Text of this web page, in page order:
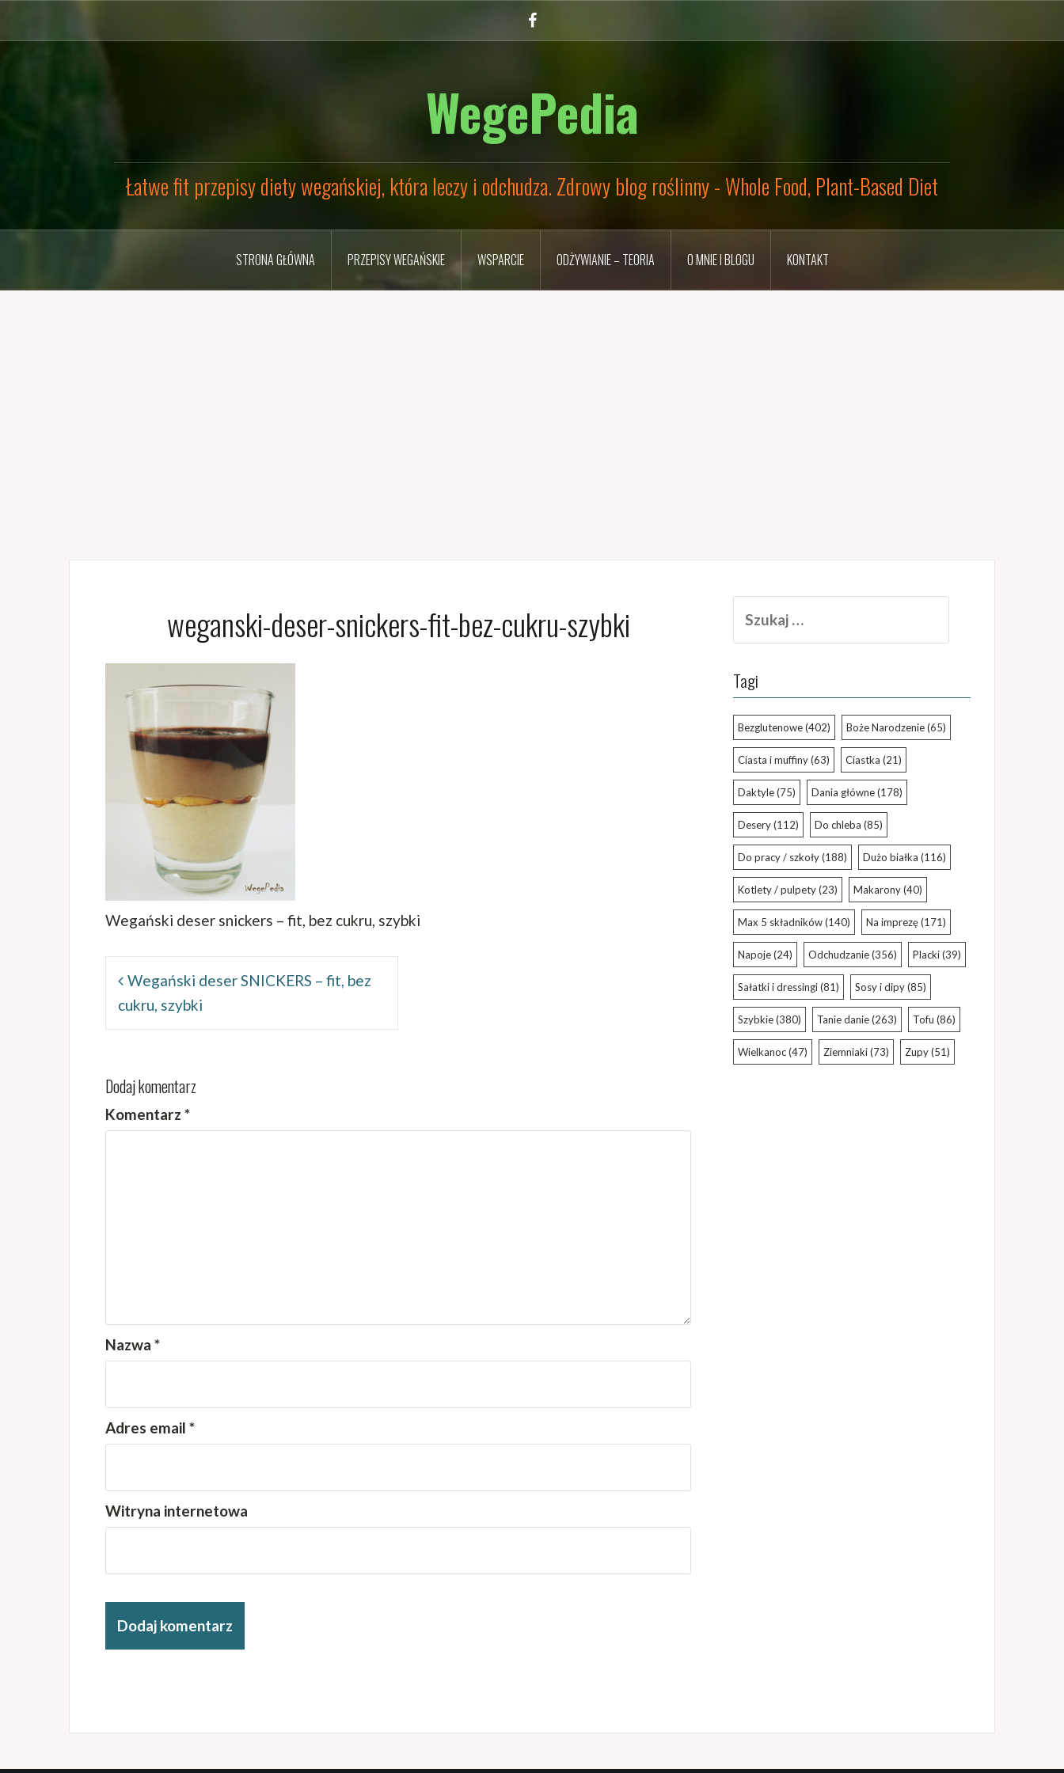
WegePedia
Łatwe fit przepisy diety wegańskiej, która leczy i odchudza. Zdrowy blog roślinny - Whole Food, Plant-Based Diet
STRONA GŁÓWNA PRZEPISY WEGAŃSKIE WSPARCIE ODŻYWIANIE – TEORIA O MNIE I BLOGU KONTAKT
weganski-deser-snickers-fit-bez-cukru-szybki
Wegański deser snickers – fit, bez cukru, szybki
wpisuWegański deser SNICKERS – fit, bez
cukru, szybki
Dodaj komentarz
Komentarz *
Nazwa *
Adres email *
Witryna internetowa
Tagi
Bezglutenowe(402) Boże Narodzenie(65)
Ciasta i muffiny(63) Ciastka (21)
Daktyle(75) Dania główne(178)
Desery(112) Do chleba (85)
Do pracy / szkoły(188) Dużo białka (116)
Kotlety / pulpety(23) Makarony(40)
Max 5 składników(140) Na imprezę(171)
Napoje(24) Odchudzanie(356) Placki(39)
Sałatki i dressingi(81) Sosy i dipy(85)
Szybkie(380) Tanie danie(263) Tofu (86)
Wielkanoc(47) Ziemniaki(73) Zupy(51)